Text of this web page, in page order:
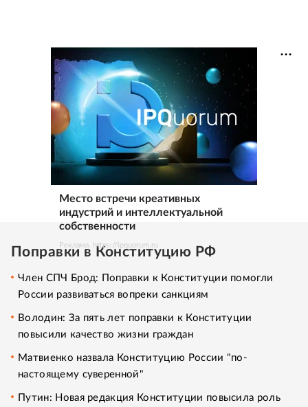
Место встречи креативных
индустрий и интеллектуальной
собственности
Реклама. https://ipquorum.ru
Поправки в Конституцию РФ
Член СПЧ Брод: Поправки к Конституции помогли
России развиваться вопреки санкциям
Володин: За пять лет поправки к Конституции
повысили качество жизни граждан
Матвиенко назвала Конституцию России "по-
настоящему суверенной"
Путин: Новая редакция Конституции повысила роль